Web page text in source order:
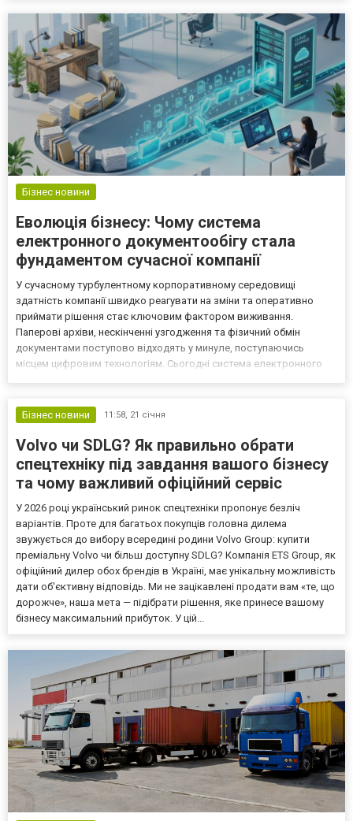
Бізнес новини
Еволюція бізнесу: Чому система
електронного документообігу стала
фундаментом сучасної компанії
У сучасному турбулентному корпоративному середовищі
здатність компанії швидко реагувати на зміни та оперативно
приймати рішення стає ключовим фактором виживання.
Паперові архіви, нескінченні узгодження та фізичний обмін
документами поступово відходять у минуле, поступаючись
місцем цифровим технологіям. Сьогодні система електронного
побудови е...
Бізнес новини 11:58, 21 січня
Volvo чи SDLG? Як правильно обрати
спецтехніку під завдання вашого бізнесу
та чому важливий офіційний сервіс
У 2026 році український ринок спецтехніки пропонує безліч
варіантів. Проте для багатьох покупців головна дилема
звужується до вибору всередині родини Volvo Group: купити
преміальну Volvo чи більш доступну SDLG? Компанія ETS Group, як
офіційний дилер обох брендів в Україні, має унікальну можливість
дати об'єктивну відповідь. Ми не зацікавлені продати вам «те, що
дорожче», наша мета — підібрати рішення, яке принесе вашому
бізнесу максимальний прибуток. У цій...